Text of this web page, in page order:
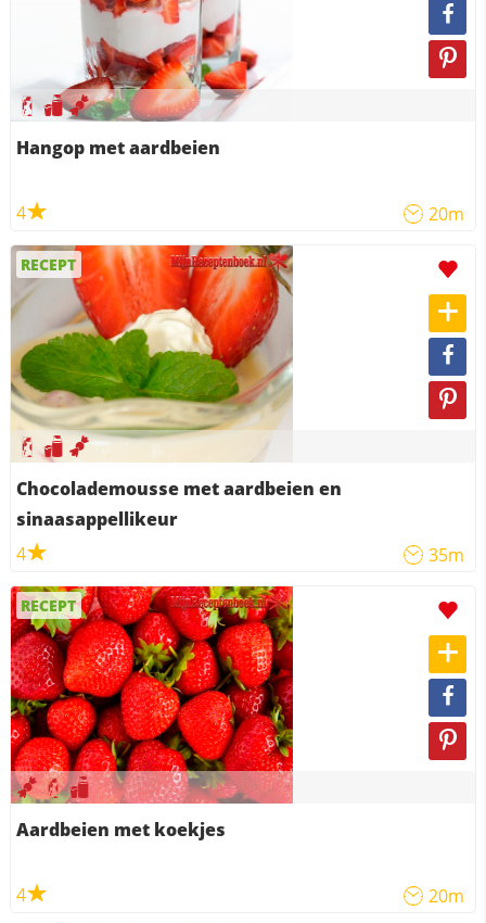
Hangop met aardbeien
4 20m
RECEPT
Chocolademousse met aardbeien en
sinaasappellikeur
4
35m
RECEPT
Aardbeien met koekjes
4 20m